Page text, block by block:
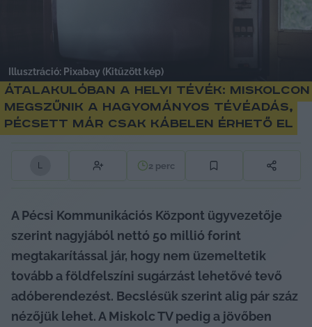
Illusztráció: Pixabay (Kitűzött kép)
Átalakulóban a helyi tévék: Miskolcon
megszűnik a hagyományos tévéadás,
Pécsett már csak kábelen érhető el
L 2 perc
A Pécsi Kommunikációs Központ ügyvezetője
szerint nagyjából nettó 50 millió forint
megtakarítással jár, hogy nem üzemeltetik
tovább a földfelszíni sugárzást lehetővé tevő
adóberendezést. Becslésük szerint alig pár száz
nézőjük lehet. A Miskolc TV pedig a jövőben